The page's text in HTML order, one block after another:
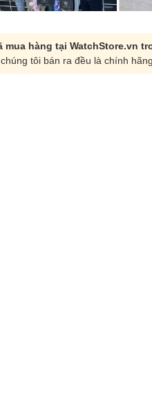
mua hàng tại WatchStore.vn
tôi bán ra đều là chính